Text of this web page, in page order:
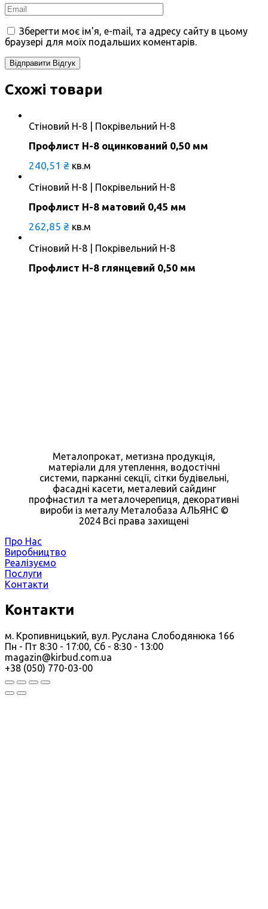
Зберегти моє ім'я, e-mail, та адресу сайту в цьому
браузері для моїх подальших коментарів.
Схожі товари
Стіновий Н-8 | Покрівельний Н-8
Профлист Н-8 оцинкований 0,50 мм
240,51 ₴ кв.м
Стіновий Н-8 | Покрівельний Н-8
Профлист Н-8 матовий 0,45 мм
262,85 ₴ кв.м
Стіновий Н-8 | Покрівельний Н-8
Профлист Н-8 глянцевий 0,50 мм
Металопрокат, метизна продукція,
матеріали для утеплення, водостічні
системи, парканні секції, сітки будівельні,
фасадні касети, металевий сайдинг
профнастил та металочерепиця, декоративні
вироби із металу Металобаза АЛЬЯНС ©
2024 Всі права захищені
Про Нас
Виробництво
Реалізуємо
Послуги
Контакти
Контакти
м. Кропивницький, вул. Руслана Слободянюка 166
Пн - Пт 8:30 - 17:00, Сб - 8:30 - 13:00
magazin@kirbud.com.ua
+38 (050) 770-03-00